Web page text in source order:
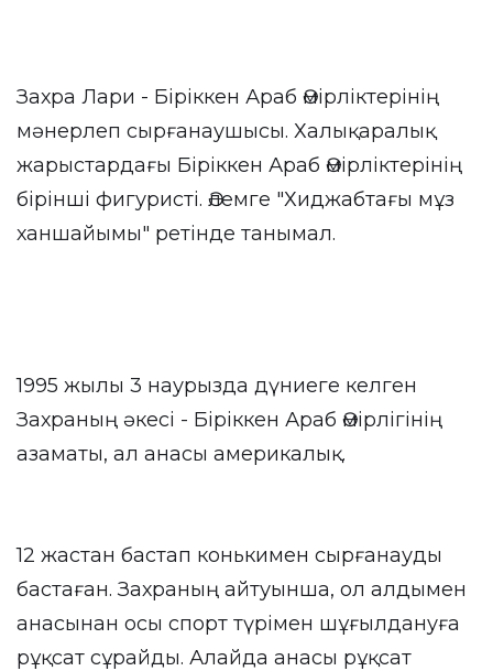
Захра Лари - Біріккен Араб Әмірліктерінің
мәнерлеп сырғанаушысы. Халықаралық
жарыстардағы Біріккен Араб Әмірліктерінің
бірінші фигуристі. Әлемге "Хиджабтағы мұз
ханшайымы" ретінде танымал.
1995 жылы 3 наурызда дүниеге келген
Захраның әкесі - Біріккен Араб Әмірлігінің
азаматы, ал анасы америкалық.
12 жастан бастап конькимен сырғанауды
бастаған. Захраның айтуынша, ол алдымен
анасынан осы спорт түрімен шұғылдануға
рұқсат сұрайды. Алайда анасы рұқсат